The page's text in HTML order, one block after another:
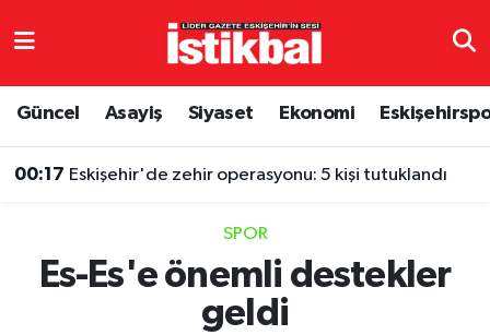
Güncel Asayiş Siyaset Ekonomi
00:17 Eskişehir'de zehir operasyonu: 5 kişi tutuklandı
SPOR
Es-Es'e önemli destekler
geldi
Eskişehirspor
Eskişehir Nöbetçi Eczaneler
TFF 3.Lig 4.Grup Puan Durumu ve Fikstür